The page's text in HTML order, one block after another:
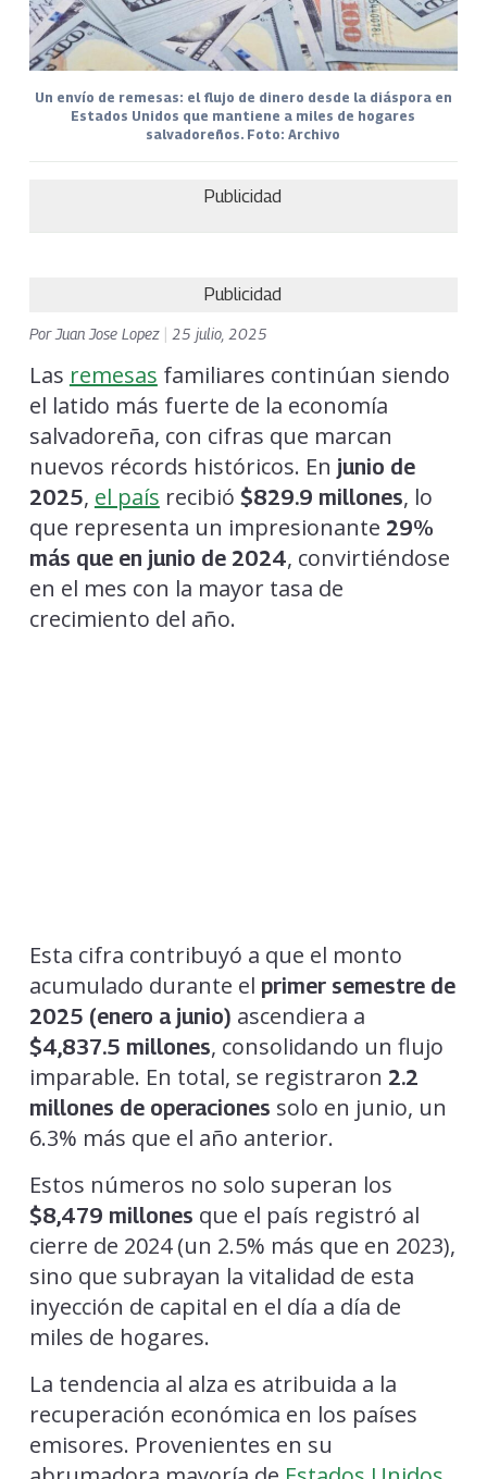
Un envío de remesas: el flujo de dinero desde la diáspora en
Estados Unidos que mantiene a miles de hogares
salvadoreños. Foto: Archivo
Publicidad
Publicidad
Por Juan Jose Lopez 25 julio, 2025
Las remesas familiares continúan siendo
el latido más fuerte de la economía
salvadoreña, con cifras que marcan
nuevos récords históricos. En junio de
2025, el país recibió $829.9 millones, lo
que representa un impresionante 29%
más que en junio de 2024, convirtiéndose
en el mes con la mayor tasa de
crecimiento del año.
Esta cifra contribuyó a que el monto
acumulado durante el primer semestre de
2025 (enero a junio) ascendiera a
$4,837.5 millones, consolidando un flujo
imparable. En total, se registraron 2.2
millones de operaciones solo en junio, un
6.3% más que el año anterior.
Estos números no solo superan los
$8,479 millones que el país registró al
cierre de 2024 (un 2.5% más que en 2023),
sino que subrayan la vitalidad de esta
inyección de capital en el día a día de
miles de hogares.
La tendencia al alza es atribuida a la
recuperación económica en los países
emisores. Provenientes en su